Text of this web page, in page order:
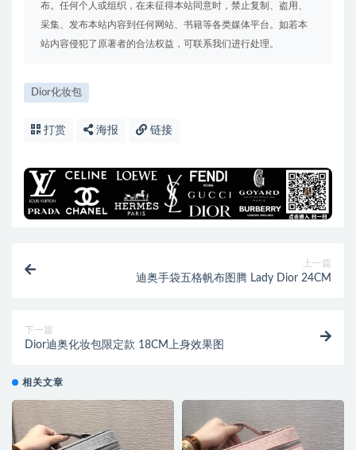
布。任何个人或组织，在未征得本站同意时，禁止复制、盗用、
采集、发布本站内容到任何网站、书籍等各类媒体平台。如若本
站内容侵犯了原著者的合法权益，可联系我们进行处理。
Dior化妆包
打赏 海报 链接
上一篇
迪奥手袋五格帆布图腾 Lady Dior 24CM
下一篇
Dior迪奥化妆包限定款 18CM上身效果图
相关文章